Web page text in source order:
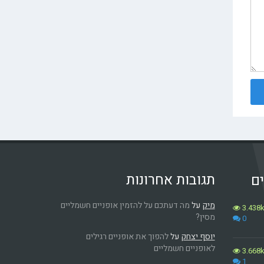
0
1
תגובות אחרונות
מיק עלמה דעתכם על להזמין אופניים חשמליים
מסין?
יוסף יצחק עללהפוך את אופניים רגילים
לאופניים חשמליים